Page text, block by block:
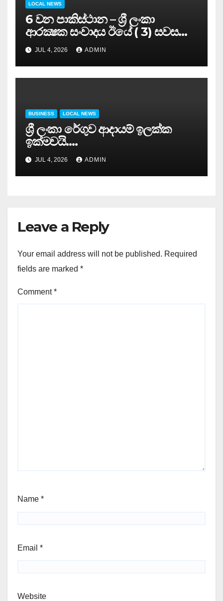
LOCAL NEWS
6 වන පාකිස්ථාන – ශ්‍රී ලංකා
ආරක්‍ෂක සංවාදය ඊයේ ( 3) සවස
සාර්ථකව අවසන් කරයි..
JUL 4, 2026 ADMIN
BUSINESS LOCAL NEWS
ශ්‍රී ලංකා රේගුව ආදායම් ඉලක්ක
ඉක්මවයි….
JUL 4, 2026 ADMIN
Leave a Reply
Your email address will not be published. Required
fields are marked *
Comment*
Name *
Email *
Website